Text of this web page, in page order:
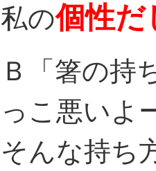
私の個性
Ｂ「箸の持
っこ悪いよ
そんな持ち